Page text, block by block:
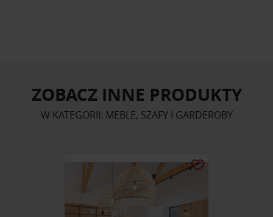
ZOBACZ INNE PRODUKTY
W KATEGORII: MEBLE, SZAFY I GARDEROBY